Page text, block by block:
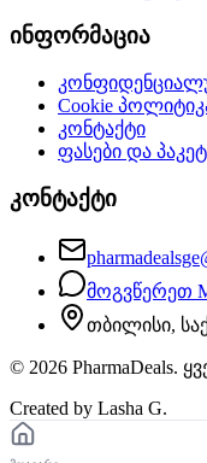
ინფორმაცია
Cookie
კონტაქტი
ფასები და
კონტაქტი
მოგვწერეთ
თბილისი,
© 2026 PharmaDeals.
Created by Lasha G.